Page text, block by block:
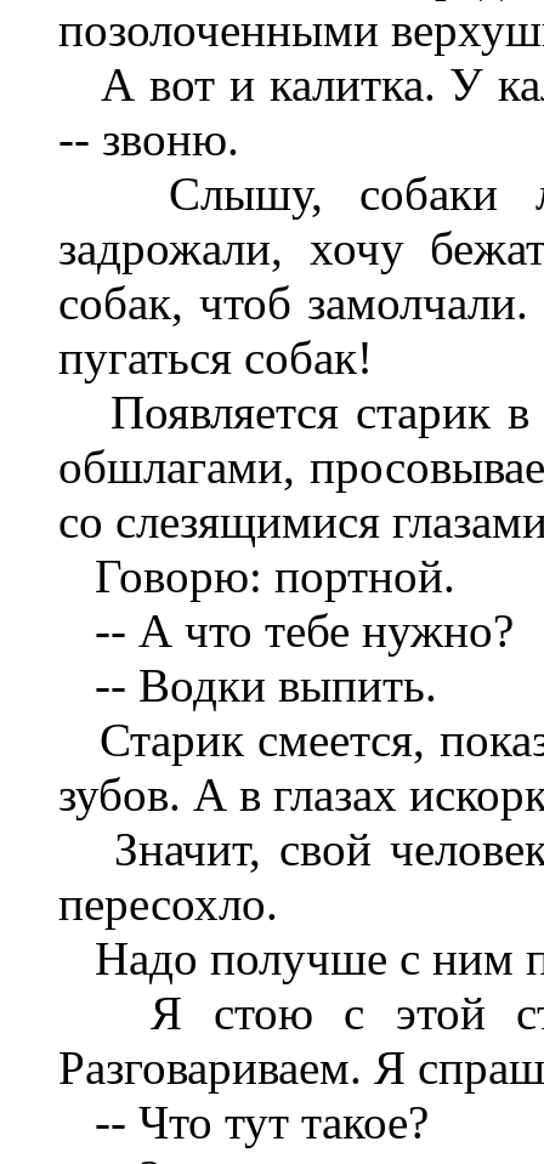
позолоченными
А вот и калитка. У
-- звоню.
Слышу, собаки
задрожали, хочу
собак, чтоб
пугаться собак!
Появляется старик в
обшлагами,
со слезящимися
Говорю: портной.
-- А что тебе нужно?
-- Водки выпить.
Старик смеется,
зубов. А в глазах
Значит, свой
пересохло.
Надо получше с ним
Я стою с этой
Разговариваем. Я
-- Что тут такое?